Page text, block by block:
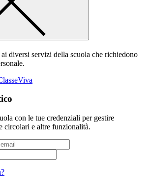
diversi servizi della scuola che richiedono
con le tue credenziali per gestire
circolari e altre funzionalità.